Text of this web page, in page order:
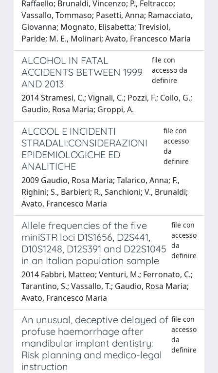
Raffaello; Brunaldi, Vincenzo; P., Feltracco;
Vassallo, Tommaso; Pasetti, Anna; Ramacciato,
Giovanna; Mognato, Elisabetta; Trevisiol,
Paride; M. E., Molinari; Avato, Francesco Maria
ALCOHOL IN FATAL
ACCIDENTS BETWEEN 1999
AND 2013
file con
accesso da
definire
2014 Stramesi, C.; Vignali, C.; Pozzi, F.; Collo, G.;
Gaudio, Rosa Maria; Groppi, A.
ALCOOL E INCIDENTI
STRADALI:CONSIDERAZIONI
EPIDEMIOLOGICHE ED
ANALITICHE
file con
accesso
da
definire
2009 Gaudio, Rosa Maria; Talarico, Anna; F.,
Righini; S., Barbieri; R., Sanchioni; V., Brunaldi;
Avato, Francesco Maria
Allele frequencies of the five
miniSTR loci D1S1656, D2S441,
D10S1248, D12S391 and D22S1045
in an Italian population sample
file con
accesso
da
definire
2014 Fabbri, Matteo; Venturi, M.; Ferronato, C.;
Tarantino, S.; Vassallo, T.; Gaudio, Rosa Maria;
Avato, Francesco Maria
An unusual, deceptive delayed of
profuse haemorrhage after
mandibular implant dentistry:
Risk planning and medico-legal
instruction
file con
accesso
da
definire